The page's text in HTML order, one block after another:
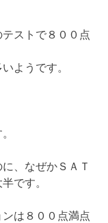
ストで８００点
ようです。
、なぜかＳＡＴ
です。
は８００点満点